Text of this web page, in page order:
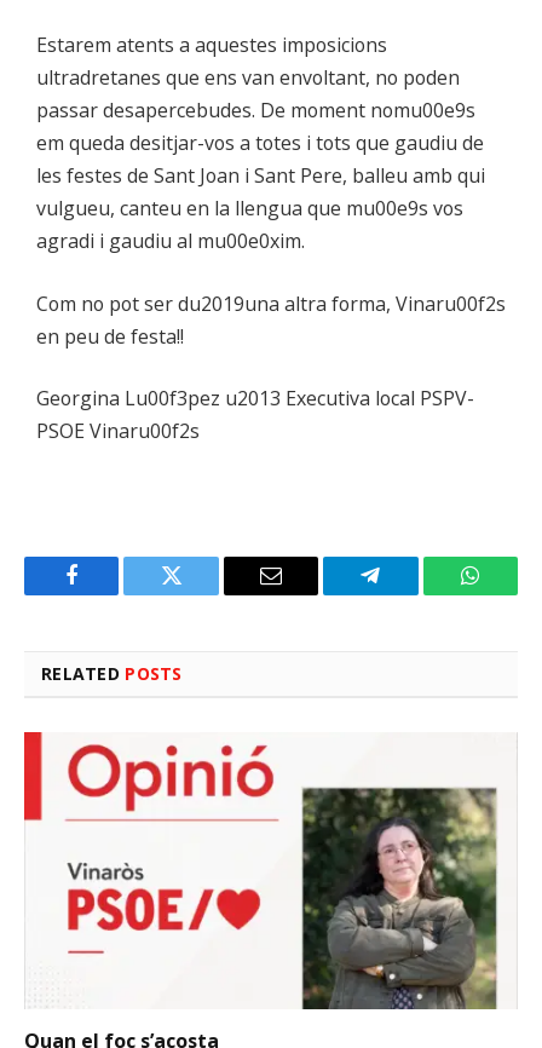
Estarem atents a aquestes imposicions
ultradretanes que ens van envoltant, no poden
passar desapercebudes. De moment nomu00e9s
em queda desitjar-vos a totes i tots que gaudiu de
les festes de Sant Joan i Sant Pere, balleu amb qui
vulgueu, canteu en la llengua que mu00e9s vos
agradi i gaudiu al mu00e0xim.
Com no pot ser du2019una altra forma, Vinaru00f2s
en peu de festa!!
Georgina Lu00f3pez u2013 Executiva local PSPV-
PSOE Vinaru00f2s
Facebook Twitter Email Telegram
RELATED POSTS
Quan el foc s’acosta